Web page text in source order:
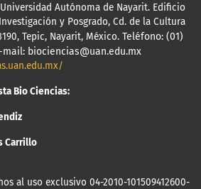
Autónoma de Nayarit. Edificio
y Posgrado, Cd. de la Cultura
Tepic, Nayarit, México. Teléfono: (01)
mail: biociencias@uan.edu.mx
Bio Ciencias:
Carrillo
al uso exclusivo 04-2010-101509412600-